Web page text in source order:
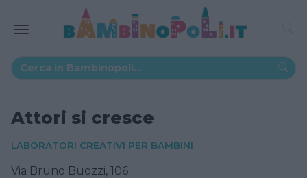
Attori si cresce
LABORATORI CREATIVI PER BAMBINI
Via Bruno Buozzi, 106